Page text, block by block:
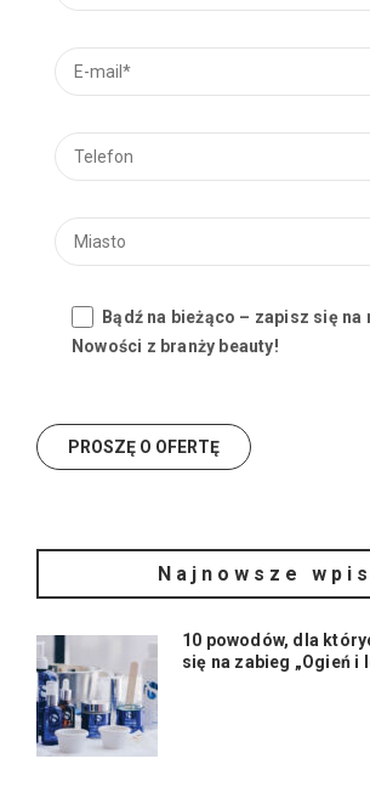
Bądź na bieżąco – zapisz się na
Nowości z branży beauty!
Najnowsze
10 powodów, dla
się na zabieg „Ogień i